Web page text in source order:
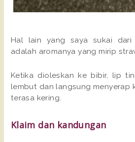
Hal lain yang saya sukai
adalah aromanya yang mirip
Ketika dioleskan ke bibir, lip
lembut dan langsung menyerap
terasa kering.
Klaim dan kandungan